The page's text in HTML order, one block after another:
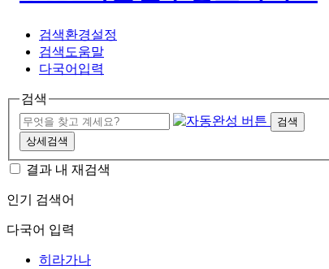
검색환경설정
검색도움말
다국어입력
검색
검색
상세검색
결과 내 재검색
인기 검색어
다국어 입력
히라가나